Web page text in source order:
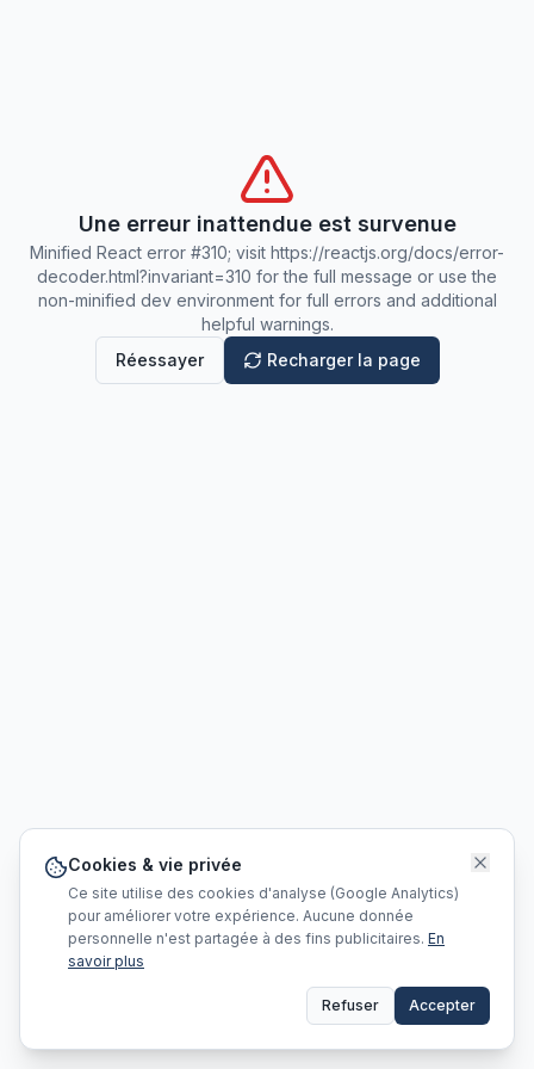
Une erreur inattendue est survenue
Minified React error #310; visit https://reactjs.org/docs/error-
decoder.html?invariant=310 for the full message or use the
non-minified dev environment for full errors and additional
helpful warnings.
Réessayer
Recharger la page
Cookies & vie privée
Ce site utilise des cookies d'analyse (Google Analytics)
pour améliorer votre expérience. Aucune donnée
personnelle n'est partagée à des fins publicitaires. En
savoir plus
Refuser Accepter